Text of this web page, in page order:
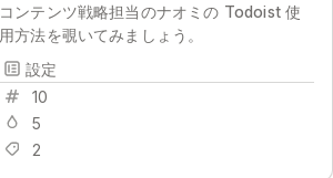
コンテンツ戦略担当のナオミの Todoist 使
用方法を覗いてみましょう。
設定
10
5
2